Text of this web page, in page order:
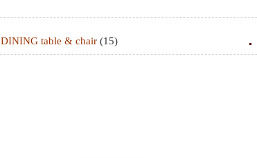
DINING table & chair (15)